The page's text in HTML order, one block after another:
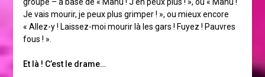
Je vais mourir, je peux plus grimper ! », ou mieux encore
« Allez-y ! Laissez-moi mourir là les gars ! Fuyez ! Pauvres
fous ! ».
Et là ! C’est le drame…